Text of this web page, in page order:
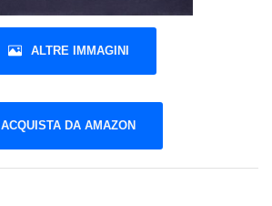
ALTRE IMMAGINI
ACQUISTA DA AMAZON